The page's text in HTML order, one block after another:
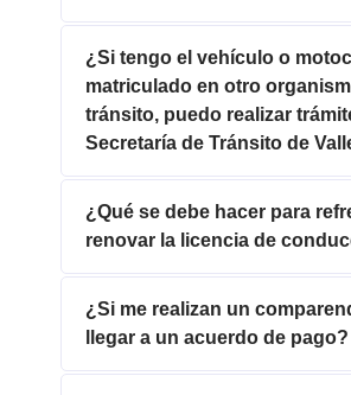
¿Si tengo el vehículo o
matriculado en otro
tránsito, puedo realizar
Secretaría de Tránsito de
¿Qué se debe hacer para
renovar la licencia de
¿Si me realizan un
llegar a un acuerdo de pago?